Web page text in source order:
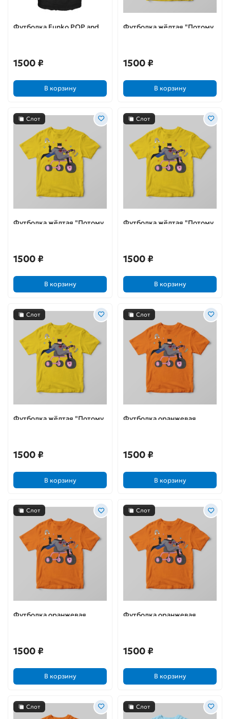
Футболка Funko POP and
1500 ₽
В корзину
Футболка жёлтая "Потому
1500 ₽
В корзину
Слот
Футболка жёлтая "Потому
1500 ₽
В корзину
Слот
Футболка жёлтая "Потому
1500 ₽
В корзину
Слот
Футболка жёлтая "Потому
1500 ₽
В корзину
Слот
Футболка оранжевая
1500 ₽
В корзину
Слот
Футболка оранжевая
1500 ₽
В корзину
Слот
Футболка оранжевая
1500 ₽
В корзину
Слот Слот